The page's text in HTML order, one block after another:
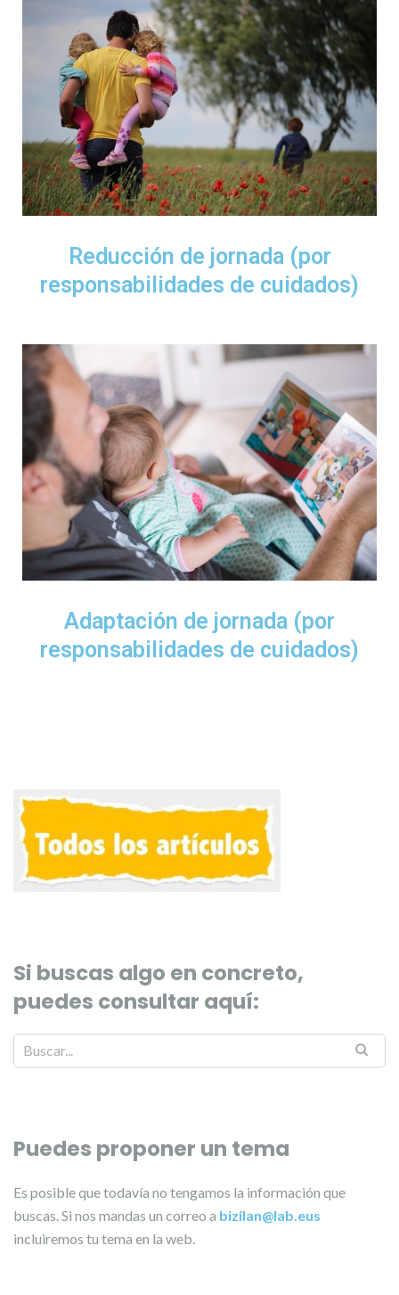
Reducción de jornada (por
responsabilidades de cuidados)
Adaptación de jornada (por
responsabilidades de cuidados)
Si buscas algo en concreto,
puedes consultar aquí:
Puedes proponer un tema
Es posible que todavía no tengamos la información que
buscas. Si nos mandas un correo a bizilan@lab.eus
incluiremos tu tema en la web.